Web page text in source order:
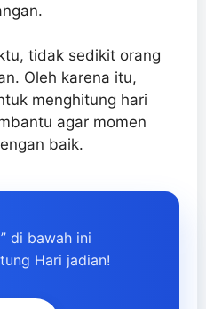
tidak sedikit orang
Oleh karena itu,
menghitung hari
agar momen
baik.
di bawah ini
Hari jadian!